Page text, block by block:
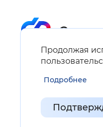
Продолжая
Подробнее
Карта сайта
Нашли ошибку на сайте?